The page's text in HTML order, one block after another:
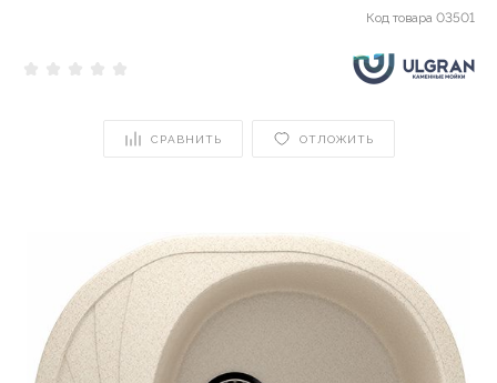
Код товара 03501
СРАВНИТЬ ОТЛОЖИТЬ